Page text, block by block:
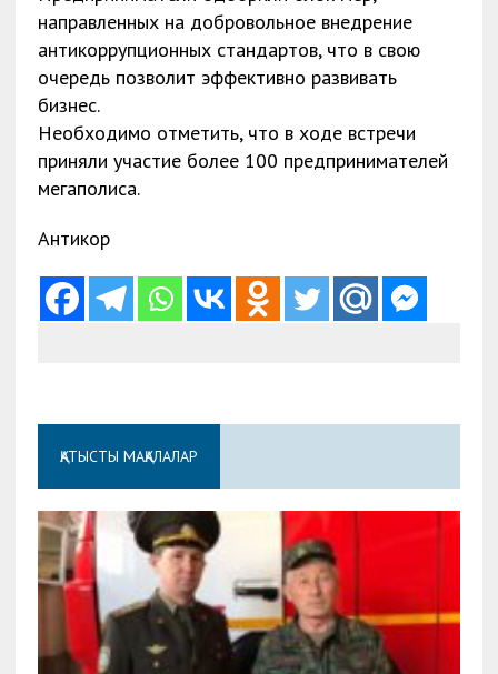
направленных на добровольное внедрение
антикоррупционных стандартов, что в свою
очередь позволит эффективно развивать
бизнес.
Необходимо отметить, что в ходе встречи
приняли участие более 100 предпринимателей
мегаполиса.
Антикор
ҚАТЫСТЫ МАҚАЛАЛАР